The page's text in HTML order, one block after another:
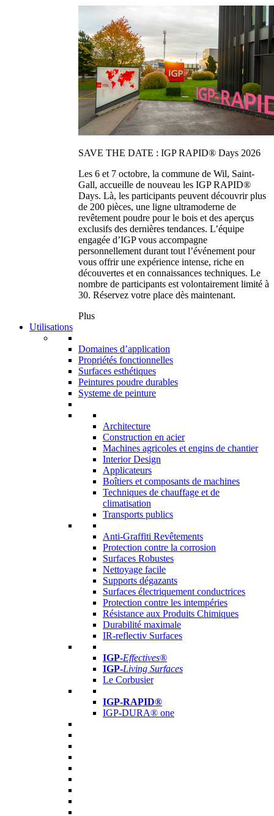
SAVE THE DATE : IGP RAPID® Days 2026
Les 6 et 7 octobre, la commune de Wil, Saint-
Gall, accueille de nouveau les IGP RAPID®
Days. Là, les participants peuvent découvrir plus
de 200 pièces, une ligne ultramoderne de
revêtement poudre pour le bois et des aperçus
exclusifs des dernières tendances. L’équipe
engagée d’IGP vous accompagne
personnellement durant tout l’événement pour
vous offrir une expérience intense, riche en
découvertes et en connaissances techniques. Le
nombre de participants est volontairement limité à
30. Réservez votre place dès maintenant.
Plus
Utilisations
Domaines d’application
Propriétés fonctionnelles
Surfaces esthétiques
Peintures poudre durables
Systeme de peinture
Architecture
Construction en acier
Machines agricoles et engins de chantier
Interior Design
Applicateurs
Boîtiers et composants de machines
Techniques de chauffage et de
climatisation
Transports publics
Anti-Graffiti Revêtements
Protection contre la corrosion
Surfaces Robustes
Nettoyage facile
Supports dégazants
Surfaces électriquement conductrices
Protection contre les intempéries
Résistance aux Produits Chimiques
Durabilité maximale
IR-reflectiv Surfaces
IGP-Effectives®
IGP-Living Surfaces
Le Corbusier
IGP-RAPID®
IGP-DURA® one